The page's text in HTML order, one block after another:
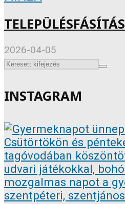
TELEPÜLÉSFÁSÍTÁS
2026-04-05
INSTAGRAM